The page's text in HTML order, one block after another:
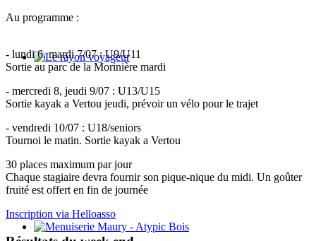
Au programme :
- lundi 6, mardi 7/07 : U9/U11
Sortie au parc de la Morinière mardi
- mercredi 8, jeudi 9/07 : U13/U15
Sortie kayak a Vertou jeudi, prévoir un vélo pour le trajet
- vendredi 10/07 : U18/seniors
Tournoi le matin. Sortie kayak a Vertou
30 places maximum par jour
Chaque stagiaire devra fournir son pique-nique du midi. Un goûter
fruité est offert en fin de journée
Inscription via Helloasso